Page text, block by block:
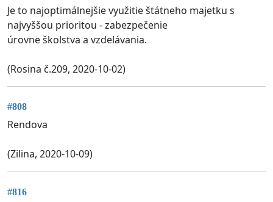
Je to najoptimálnejšie využitie štátneho majetku s
najvyššou prioritou - zabezpečenie
úrovne školstva a vzdelávania.
(Rosina č.209, 2020-10-02)
#808
Rendova
(Zilina, 2020-10-09)
#816